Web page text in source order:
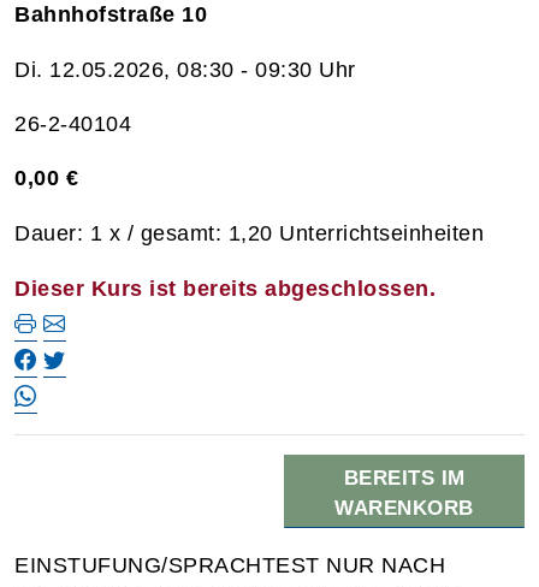
Bahnhofstraße 10
Di. 12.05.2026, 08:30 - 09:30 Uhr
26-2-40104
0,00 €
Dauer: 1 x / gesamt: 1,20 Unterrichtseinheiten
Dieser Kurs ist bereits abgeschlossen.
BEREITS IM
WARENKORB
EINSTUFUNG/SPRACHTEST NUR NACH